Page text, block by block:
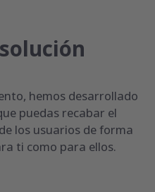
hemos desarrollado
puedas recabar el
los usuarios de forma
ti como para ellos.